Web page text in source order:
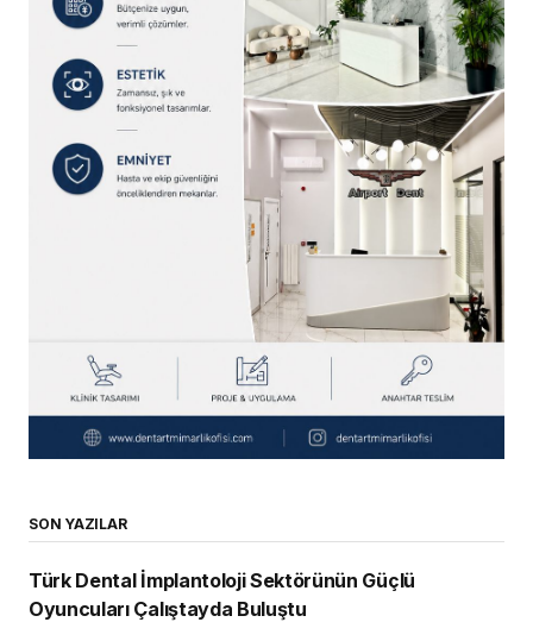
SON YAZILAR
Türk Dental İmplantoloji Sektörünün Güçlü
Oyuncuları Çalıştayda Buluştu